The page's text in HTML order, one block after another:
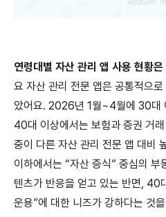
연령대별 자산 관리 앱 사용 현황
요 자산 관리 전문 앱은 공통적으
았어요. 2026년 1월~4월에 30대
40대 이상에서는 보험과 증권 거
중이 다른 자산 관리 전문 앱 대비
이하에서는 “자산 증식” 중심의 부
텐츠가 반응을 얻고 있는 반면, 40
운용”에 대한 니즈가 강하다는 것